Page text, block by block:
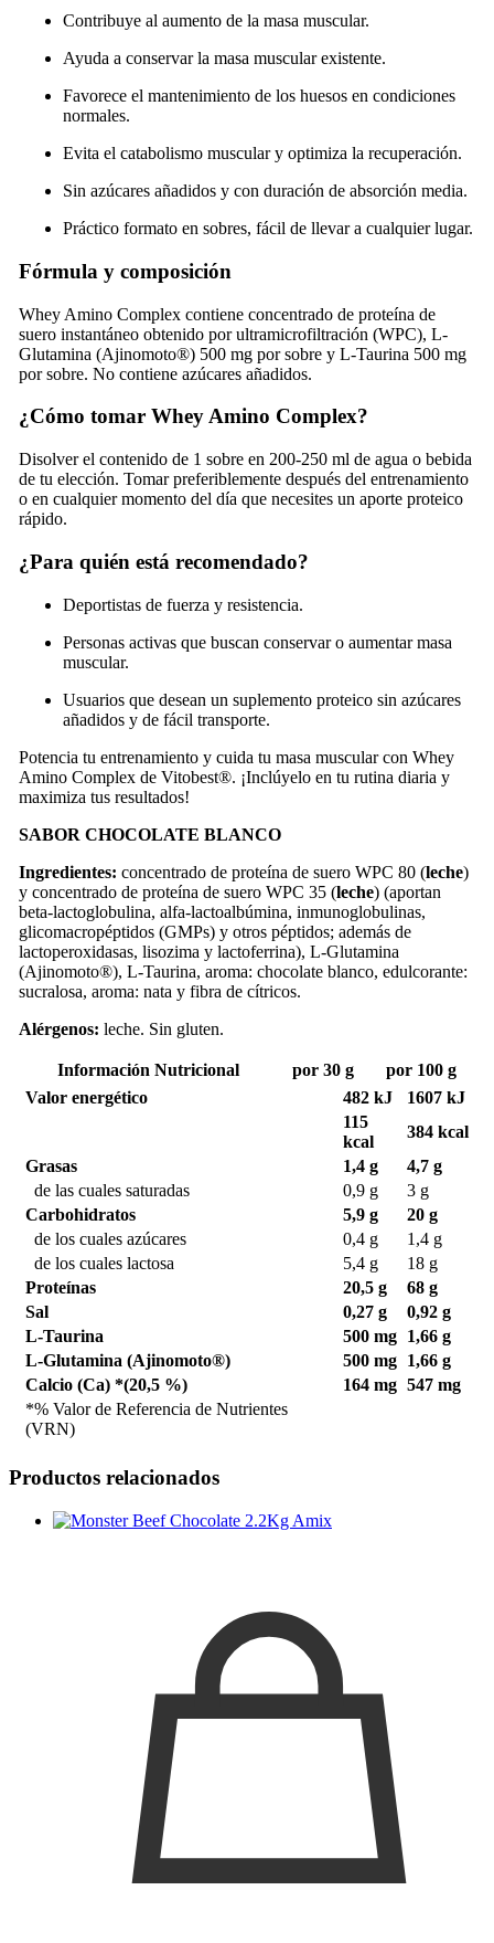
Contribuye al aumento de la masa muscular.
Ayuda a conservar la masa muscular existente.
Favorece el mantenimiento de los huesos en condiciones
normales.
Evita el catabolismo muscular y optimiza la recuperación.
Sin azúcares añadidos y con duración de absorción media.
Práctico formato en sobres, fácil de llevar a cualquier lugar.
Fórmula y composición
Whey Amino Complex contiene concentrado de proteína de
suero instantáneo obtenido por ultramicrofiltración (WPC), L-
Glutamina (Ajinomoto®) 500 mg por sobre y L-Taurina 500 mg
por sobre. No contiene azúcares añadidos.
¿Cómo tomar Whey Amino Complex?
Disolver el contenido de 1 sobre en 200-250 ml de agua o bebida
de tu elección. Tomar preferiblemente después del entrenamiento
o en cualquier momento del día que necesites un aporte proteico
rápido.
¿Para quién está recomendado?
Deportistas de fuerza y resistencia.
Personas activas que buscan conservar o aumentar masa
muscular.
Usuarios que desean un suplemento proteico sin azúcares
añadidos y de fácil transporte.
Potencia tu entrenamiento y cuida tu masa muscular con Whey
Amino Complex de Vitobest®. ¡Inclúyelo en tu rutina diaria y
maximiza tus resultados!
SABOR CHOCOLATE BLANCO
Ingredientes: concentrado de proteína de suero WPC 80 (leche)
y concentrado de proteína de suero WPC 35 (leche) (aportan
beta-lactoglobulina, alfa-lactoalbúmina, inmunoglobulinas,
glicomacropéptidos (GMPs) y otros péptidos; además de
lactoperoxidasas, lisozima y lactoferrina), L-Glutamina
(Ajinomoto®), L-Taurina, aroma: chocolate blanco, edulcorante:
sucralosa, aroma: nata y fibra de cítricos.
Alérgenos: leche. Sin gluten.
Información Nutricional por 30 g
por 100 g
Valor energético
482 kJ
1607 kJ
115
kcal
384 kcal
Grasas
1,4 g
4,7 g
de las cuales saturadas
0,9 g
3 g
Carbohidratos
5,9 g
20 g
de los cuales azúcares
0,4 g
1,4 g
de los cuales lactosa
5,4 g
18 g
Proteínas
20,5 g
68 g
Sal
0,27 g
0,92 g
L-Taurina
500 mg
1,66 g
L-Glutamina (Ajinomoto®)
500 mg
1,66 g
Calcio (Ca) *(20,5 %)
164 mg 547 mg
*% Valor de Referencia de Nutrientes
(VRN)
Productos relacionados